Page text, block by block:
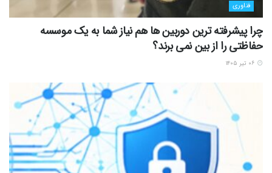
فناوری
چرا پیشرفته ترین دوربین ها هم نیاز شما به یک موسسه
حفاظتی را از بین نمی برند؟